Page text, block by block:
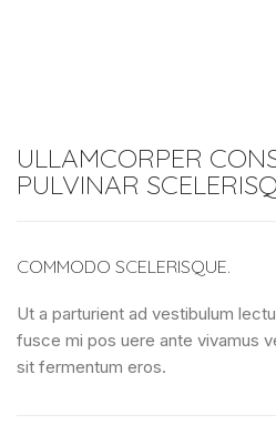
ULLAMCORPER
PULVINAR
COMMODO SCELERISQUE.
Ut a parturient ad vestibulum
fusce mi pos uere ante vivamus
sit fermentum eros.